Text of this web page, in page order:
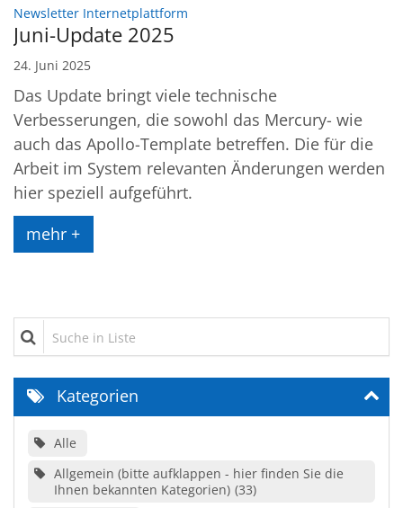
Newsletter Internetplattform
Juni-Update 2025
24. Juni 2025
Das Update bringt viele technische
Verbesserungen, die sowohl das Mercury- wie
auch das Apollo-Template betreffen. Die für die
Arbeit im System relevanten Änderungen werden
hier speziell aufgeführt.
mehr +
Suche in Liste
Kategorien
Alle
Allgemein (bitte aufklappen - hier finden Sie die
Ihnen bekannten Kategorien) 33